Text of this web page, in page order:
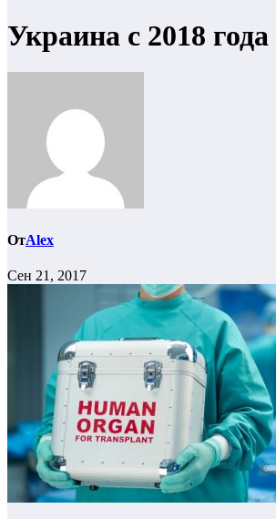
Украина с 2018
ОтAlex
Сен 21, 2017